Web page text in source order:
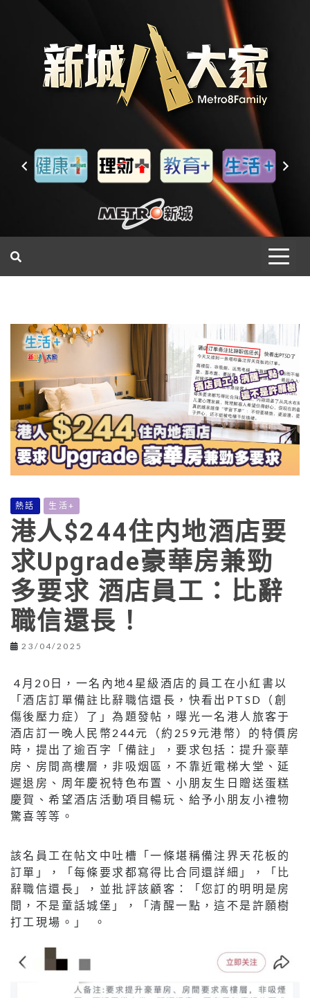
熱話 生活+
港人$244住内地酒店要
求Upgrade豪華房兼勁
多要求 酒店員工：比辭
職信還長！
23/04/2025
4月20日，一名內地4星級酒店的員工在小紅書以
「酒店訂單備註比辭職信還長，快看出PTSD（創
傷後壓力症）了」為題發帖，曝光一名港人旅客于
酒店訂一晚人民幣244元（約259元港幣）的特價房
時，提出了逾百字「備註」，要求包括：提升豪華
房、房間高樓層，非吸烟區，不靠近電梯大堂、延
遲退房、周年慶祝特色布置、小朋友生日贈送蛋糕
慶賀、希望酒店活動項目暢玩、給予小朋友小禮物
驚喜等等。
該名員工在帖文中吐槽「一條堪稱備注界天花板的
訂單」，「每條要求都寫得比合同還詳細」，「比
辭職信還長」，並批評該顧客：「您訂的明明是房
間，不是童話城堡」，「清醒一點，這不是許願樹
打工現場。」 。